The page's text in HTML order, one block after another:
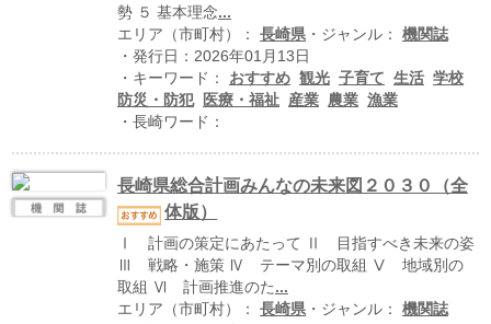
勢 ５ 基本理念...
エリア（市町村）： 長崎県・ジャンル： 機関誌
・発行日：2026年01月13日
・キーワード： おすすめ 観光 子育て 生活 学校
防災・防犯
医療・福祉 産業 農業 漁業
・長崎ワード：
長崎県総合計画みんなの未来図２０３０（全
体版）
Ⅰ 計画の策定にあたって Ⅱ 目指すべき未来の姿
Ⅲ 戦略・施策 Ⅳ テーマ別の取組 Ⅴ 地域別の
取組 Ⅵ 計画推進のた ...
エリア（市町村）： 長崎県・ジャンル： 機関誌
ごとうebooks
おおむらebooks
みなみしまばらebooks
はさみebooks
ながさき市ebooks
さいかいイーブックス
長崎MICE観光マップ